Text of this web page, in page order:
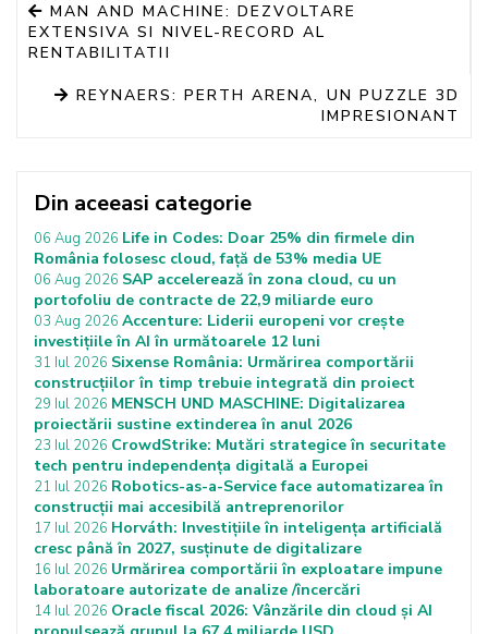
MAN AND MACHINE: DEZVOLTARE
EXTENSIVA SI NIVEL-RECORD AL
RENTABILITATII
REYNAERS: PERTH ARENA, UN PUZZLE 3D
IMPRESIONANT
Din aceeasi categorie
06 Aug 2026 Life in Codes: Doar 25% din firmele din
România folosesc cloud, față de 53% media UE
06 Aug 2026 SAP accelerează în zona cloud, cu un
portofoliu de contracte de 22,9 miliarde euro
03 Aug 2026 Accenture: Liderii europeni vor crește
investițiile în AI în următoarele 12 luni
31 Iul 2026 Sixense România: Urmărirea comportării
construcțiilor în timp trebuie integrată din proiect
29 Iul 2026 MENSCH UND MASCHINE: Digitalizarea
proiectării sustine extinderea în anul 2026
23 Iul 2026 CrowdStrike: Mutări strategice în securitate
tech pentru independența digitală a Europei
21 Iul 2026 Robotics-as-a-Service face automatizarea în
construcții mai accesibilă antreprenorilor
17 Iul 2026 Horváth: Investițiile în inteligența artificială
cresc până în 2027, susținute de digitalizare
16 Iul 2026 Urmărirea comportării în exploatare impune
laboratoare autorizate de analize /încercări
14 Iul 2026 Oracle fiscal 2026: Vânzările din cloud și AI